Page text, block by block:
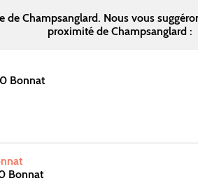
Champsanglard. Nous vous
proximité de Champsanglard :
Bonnat
Bonnat